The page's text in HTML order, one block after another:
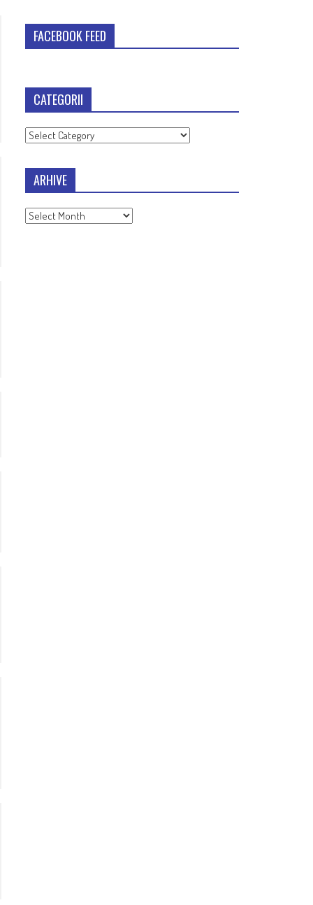
FACEBOOK FEED
CATEGORII
Categorii
ARHIVE
Arhive